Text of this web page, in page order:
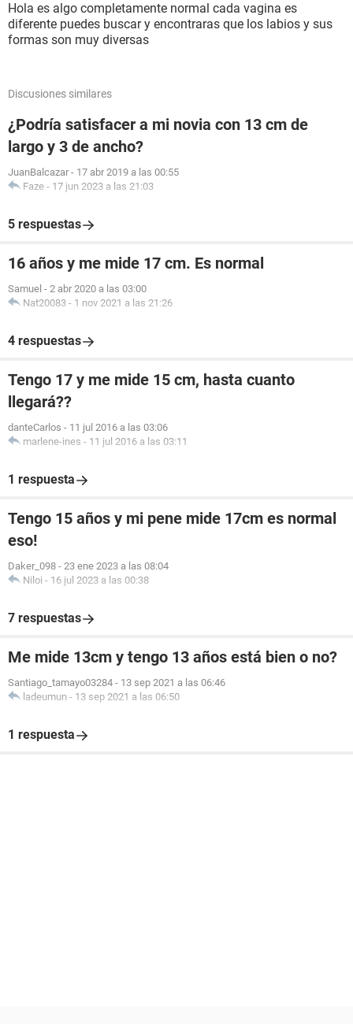
Hola es algo completamente normal cada vagina es
diferente puedes buscar y encontraras que los labios y sus
formas son muy diversas
Discusiones similares
¿Podría satisfacer a mi novia con 13 cm de
largo y 3 de ancho?
JuanBalcazar - 17 abr 2019 a las 00:55
Faze - 17 jun 2023 a las 21:03
5 respuestas
16 años y me mide 17 cm. Es normal
Samuel - 2 abr 2020 a las 03:00
Nat20083 - 1 nov 2021 a las 21:26
4 respuestas
Tengo 17 y me mide 15 cm, hasta cuanto
llegará??
danteCarlos - 11 jul 2016 a las 03:06
marlene-ines - 11 jul 2016 a las 03:11
1 respuesta
Tengo 15 años y mi pene mide 17cm es normal
eso!
Daker_098 - 23 ene 2023 a las 08:04
Niloi - 16 jul 2023 a las 00:38
7 respuestas
Me mide 13cm y tengo 13 años está bien o no?
Santiago_tamayo03284 - 13 sep 2021 a las 06:46
ladeumun - 13 sep 2021 a las 06:50
1 respuesta